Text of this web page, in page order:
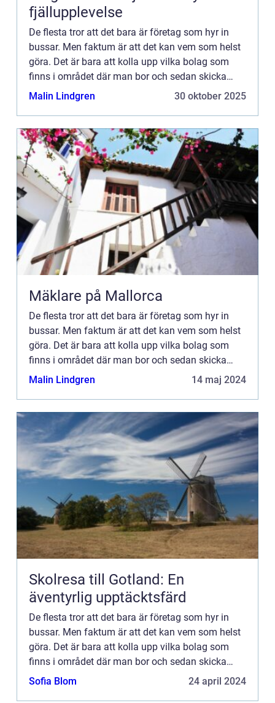
fjällupplevelse
De flesta tror att det bara är företag som hyr in
bussar. Men faktum är att det kan vem som helst
göra. Det är bara att kolla upp vilka bolag som
finns i området där man bor och sedan skicka
prisförfrågning på sin bussresa. För det är
Malin Lindgren 30 oktober 2025
Mäklare på Mallorca
De flesta tror att det bara är företag som hyr in
bussar. Men faktum är att det kan vem som helst
göra. Det är bara att kolla upp vilka bolag som
finns i området där man bor och sedan skicka
prisförfrågning på sin bussresa. För det är
Malin Lindgren 14 maj 2024
Skolresa till Gotland: En
äventyrlig upptäcktsfärd
De flesta tror att det bara är företag som hyr in
bussar. Men faktum är att det kan vem som helst
göra. Det är bara att kolla upp vilka bolag som
finns i området där man bor och sedan skicka
prisförfrågning på sin bussresa. För det är
Sofia Blom 24 april 2024